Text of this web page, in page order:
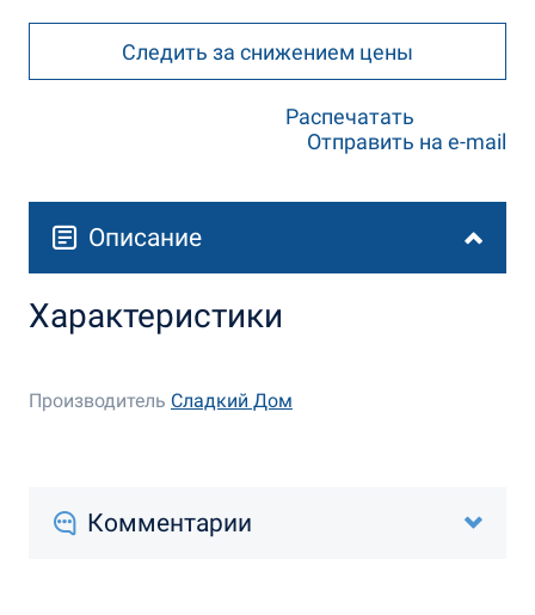
Следить за снижением цены
Распечатать
Отправить на e-mail
Описание
Характеристики
Производитель Сладкий Дом
Комментарии